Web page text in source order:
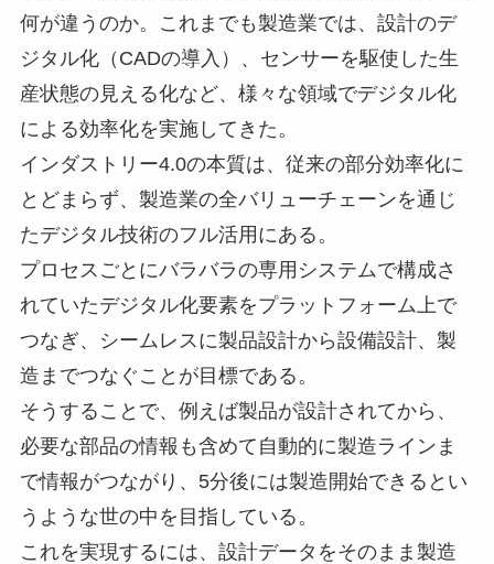
何が違うのか。これまでも製造業では、設計のデ
ジタル化（CADの導入）、センサーを駆使した生
産状態の見える化など、様々な領域でデジタル化
による効率化を実施してきた。
インダストリー4.0の本質は、従来の部分効率化に
とどまらず、製造業の全バリューチェーンを通じ
たデジタル技術のフル活用にある。
プロセスごとにバラバラの専用システムで構成さ
れていたデジタル化要素をプラットフォーム上で
つなぎ、シームレスに製品設計から設備設計、製
造までつなぐことが目標である。
そうすることで、例えば製品が設計されてから、
必要な部品の情報も含めて自動的に製造ラインま
で情報がつながり、5分後には製造開始できるとい
うような世の中を目指している。
これを実現するには、設計データをそのまま製造